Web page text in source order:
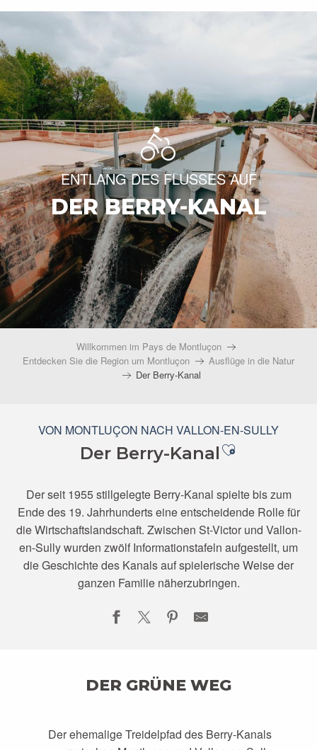
ENTLANG DES FLUSSES AUF
DER BERRY-KANAL
Willkommen im Pays de Montluçon
Entdecken Sie die Region um Montluçon
Ausflüge in die Natur
Der Berry-Kanal
VON MONTLUÇON NACH VALLON-EN-SULLY
Der Berry-KanalAjouter
Der seit 1955 stillgelegte Berry-Kanal spielte bis zum
Ende des 19. Jahrhunderts eine entscheidende Rolle für
die Wirtschaftslandschaft. Zwischen St-Victor und Vallon-
en-Sully wurden zwölf Informationstafeln aufgestellt, um
die Geschichte des Kanals auf spielerische Weise der
ganzen Familie näherzubringen.
DER GRÜNE WEG
Der ehemalige Treidelpfad des Berry-Kanals